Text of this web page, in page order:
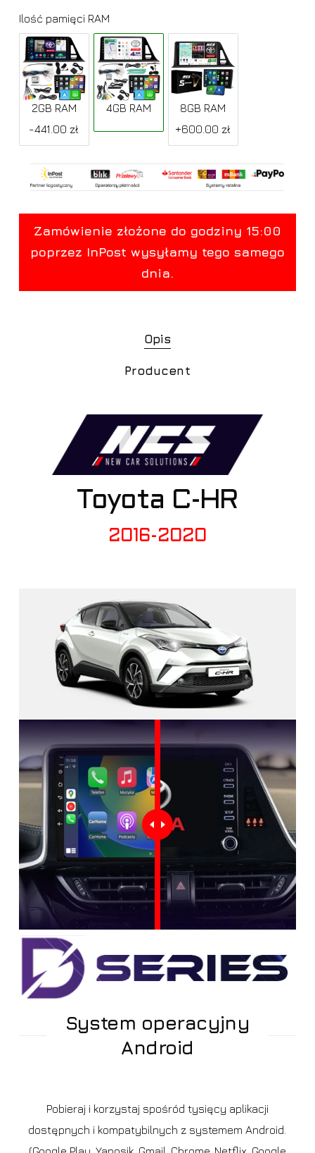
Ilość pamięci RAM
2GB RAM
-441.00 zł
4GB RAM
8GB RAM
+600.00 zł
Opis
Producent
Toyota C-HR
2016-2020
System operacyjny
Android
Pobieraj i korzystaj spośród tysięcy aplikacji
dostępnych i kompatybilnych z systemem Android.